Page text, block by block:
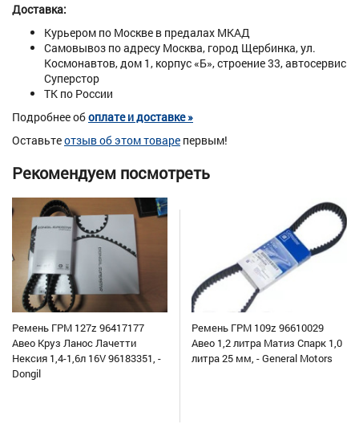
Доставка:
Курьером по Москве в предалах МКАД
Самовывоз по адресу Москва, город Щербинка, ул.
Космонавтов, дом 1, корпус «Б», строение 33, автосервис
Суперстор
ТК по России
Подробнее обоплате и доставке »
Оставьтеотзыв об этом товаре первым!
Рекомендуем посмотреть
Ремень ГРМ 127z 96417177
Авео Круз Ланос Лачетти
Нексия 1,4-1,6л 16V 96183351, -
Dongil
Ремень ГРМ 109z 96610029
Авео 1,2 литра Матиз Спарк 1,0
литра 25 мм, - General Motors